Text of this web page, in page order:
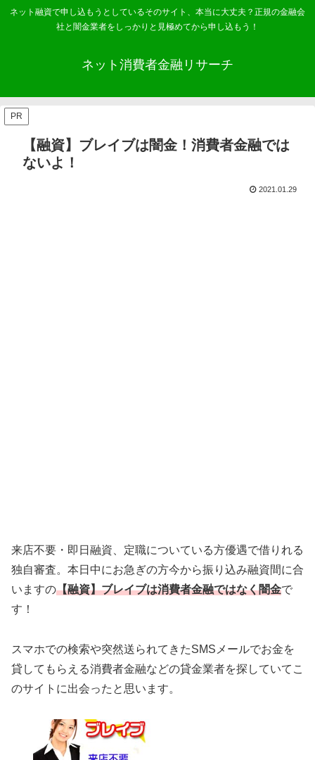
ネット融資で申し込もうとしているそのサイト、本当に大丈夫？正規の金融会
社と闇金業者をしっかりと見極めてから申し込もう！
ネット消費者金融リサーチ
PR
【融資】ブレイブは闇金！消費者金融では
ないよ！
2021.01.29
来店不要・即日融資、定職についている方優遇で借りれる
独自審査。本日中にお急ぎの方今から振り込み融資間に合
いますの【融資】ブレイブは消費者金融ではなく闇金で
す！
スマホでの検索や突然送られてきたSMSメールでお金を
貸してもらえる消費者金融などの貸金業者を探していてこ
のサイトに出会ったと思います。